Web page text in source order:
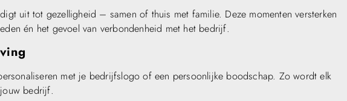
uit tot gezelligheid – samen of thuis met familie. Deze momenten versterken
én het gevoel van verbondenheid met het bedrijf.
met je bedrijfslogo of een persoonlijke boodschap. Zo wordt elk
bedrijf.